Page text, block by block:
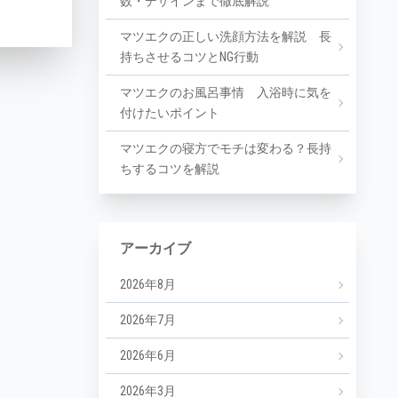
マツエクの正しい洗顔方法を解説 長
持ちさせるコツとNG行動
マツエクのお風呂事情 入浴時に気を
付けたいポイント
マツエクの寝方でモチは変わる？長持
ちするコツを解説
アーカイブ
2026年8月
2026年7月
2026年6月
2026年3月